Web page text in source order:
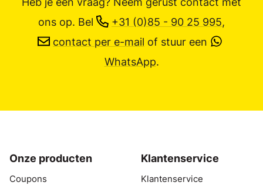
ons op. Bel +31 (0)85 - 90 25 995,
contact per e-mail of stuur een
WhatsApp.
Onze producten
Coupons
Klantenservice
Klantenservice